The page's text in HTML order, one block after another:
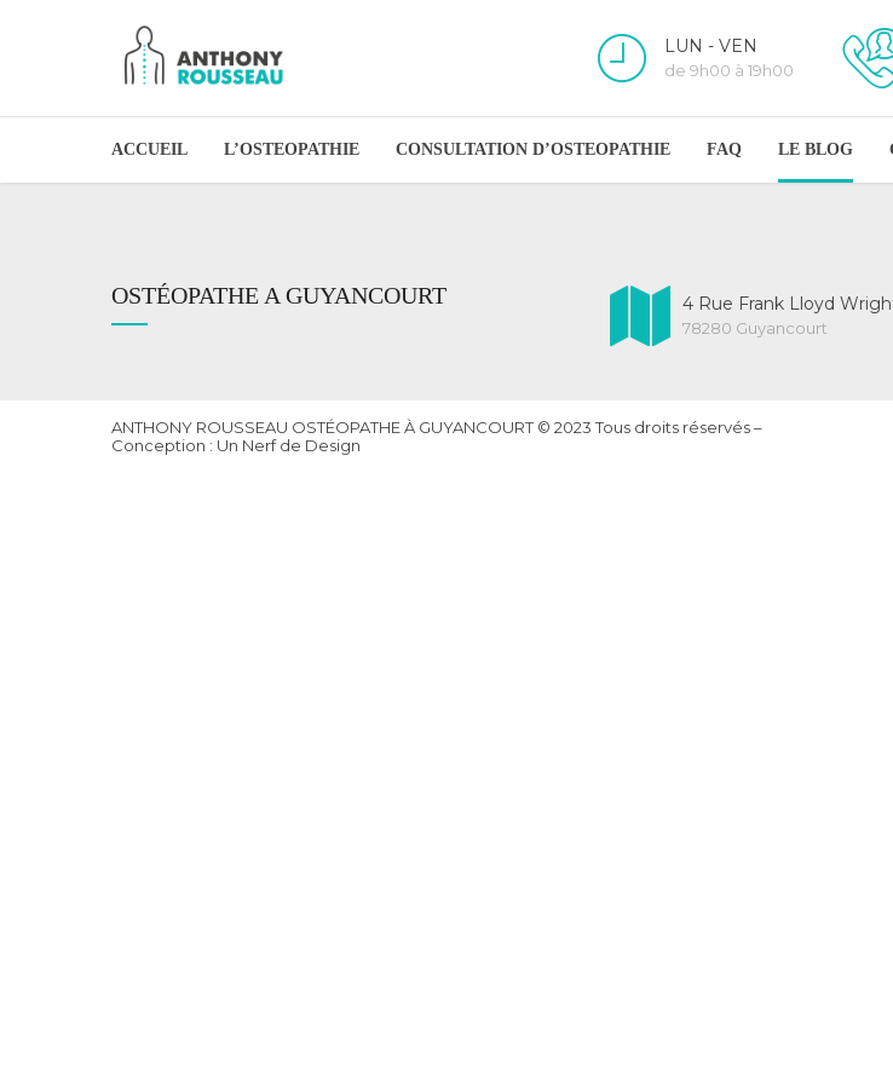
LUN - VEN
de 9h00 à 19h00
ACCUEIL L’OSTEOPATHIE CONSULTATION D’OSTEOPATHIE FAQ LE BLOG
OSTÉOPATHE A GUYANCOURT 4 Rue Frank Lloyd
78280 Guyancourt
ANTHONY ROUSSEAU OSTÉOPATHE À GUYANCOURT © 2023 Tous droits réservés –
Conception : Un Nerf de Design